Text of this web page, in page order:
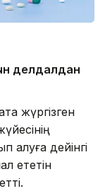
делдалдан
жүргізген
алуға дейінгі
ететін